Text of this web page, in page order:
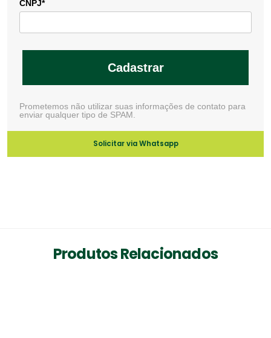
CNPJ*
Cadastrar
Prometemos não utilizar suas informações de contato para
enviar qualquer tipo de SPAM.
Solicitar via Whatsapp
Produtos Relacionados